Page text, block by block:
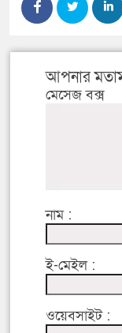
আপনার
মেসেজ বক্স
নাম :
ই-মেইল :
ওয়েবসাইট :